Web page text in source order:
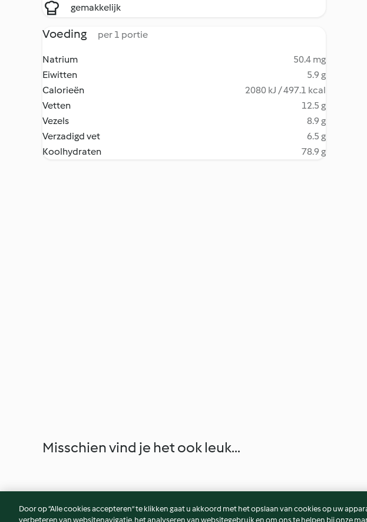
gemakkelijk
Voeding per 1 portie
Natrium
50.4 mg
Eiwitten
5.9 g
Calorieën
2080 kJ / 497.1 kcal
Vetten
12.5 g
Vezels
8.9 g
Verzadigd vet
6.5 g
Koolhydraten
78.9 g
Misschien vind je het ook leuk...
Door op “Alle cookies accepteren” te klikken gaat u akkoord met het opslaan van cookies op uw
verbeteren van websitenavigatie, het analyseren van websitegebruik en om ons te helpen bij onze